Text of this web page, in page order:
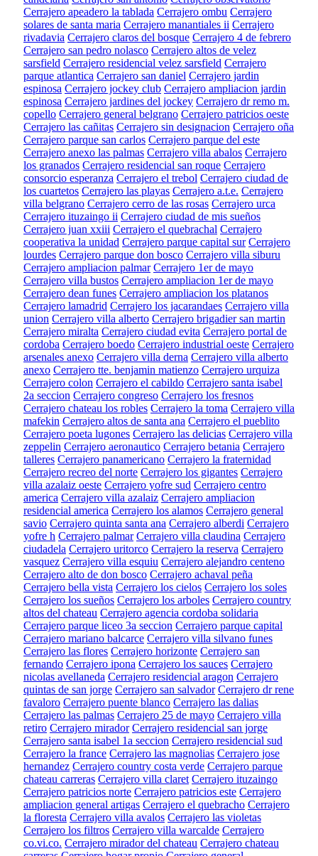
Cerrajero apeadero la tablada Cerrajero ombu Cerrajero
solares de santa maria Cerrajero manantiales ii Cerrajero
rivadavia Cerrajero claros del bosque Cerrajero 4 de febrero
Cerrajero san pedro nolasco Cerrajero altos de velez
sarsfield Cerrajero residencial velez sarsfield Cerrajero
parque atlantica Cerrajero san daniel Cerrajero jardin
espinosa Cerrajero jockey club Cerrajero ampliacion jardin
espinosa Cerrajero jardines del jockey Cerrajero dr remo m.
copello Cerrajero general belgrano Cerrajero patricios oeste
Cerrajero las cañitas Cerrajero sin designacion Cerrajero oña
Cerrajero parque san carlos Cerrajero parque del este
Cerrajero anexo las palmas Cerrajero villa abalos Cerrajero
los granados Cerrajero residencial san roque Cerrajero
consorcio esperanza Cerrajero el trebol Cerrajero ciudad de
los cuartetos Cerrajero las playas Cerrajero a.t.e. Cerrajero
villa belgrano Cerrajero cerro de las rosas Cerrajero urca
Cerrajero ituzaingo ii Cerrajero ciudad de mis sueños
Cerrajero juan xxiii Cerrajero el quebrachal Cerrajero
cooperativa la unidad Cerrajero parque capital sur Cerrajero
lourdes Cerrajero parque don bosco Cerrajero villa siburu
Cerrajero ampliacion palmar Cerrajero 1er de mayo
Cerrajero villa bustos Cerrajero ampliacion 1er de mayo
Cerrajero dean funes Cerrajero ampliacion los platanos
Cerrajero lamadrid Cerrajero los jacarandaes Cerrajero villa
union Cerrajero villa alberto Cerrajero brigadier san martin
Cerrajero miralta Cerrajero ciudad evita Cerrajero portal de
cordoba Cerrajero boedo Cerrajero industrial oeste Cerrajero
arsenales anexo Cerrajero villa derna Cerrajero villa alberto
anexo Cerrajero tte. benjamin matienzo Cerrajero urquiza
Cerrajero colon Cerrajero el cabildo Cerrajero santa isabel
2a seccion Cerrajero congreso Cerrajero los fresnos
Cerrajero chateau los robles Cerrajero la toma Cerrajero villa
mafekin Cerrajero altos de santa ana Cerrajero el pueblito
Cerrajero poeta lugones Cerrajero las delicias Cerrajero villa
zeppelin Cerrajero aeronautico Cerrajero betania Cerrajero
talleres Cerrajero panamericano Cerrajero la fraternidad
Cerrajero recreo del norte Cerrajero los gigantes Cerrajero
villa azalaiz oeste Cerrajero yofre sud Cerrajero centro
america Cerrajero villa azalaiz Cerrajero ampliacion
residencial america Cerrajero los alamos Cerrajero general
savio Cerrajero quinta santa ana Cerrajero alberdi Cerrajero
yofre h Cerrajero palmar Cerrajero villa claudina Cerrajero
ciudadela Cerrajero uritorco Cerrajero la reserva Cerrajero
vasquez Cerrajero villa esquiu Cerrajero alejandro centeno
Cerrajero alto de don bosco Cerrajero achaval peña
Cerrajero bella vista Cerrajero los cielos Cerrajero los soles
Cerrajero los sueños Cerrajero los arboles Cerrajero country
altos del chateau Cerrajero agencia cordoba solidaria
Cerrajero parque liceo 3a seccion Cerrajero parque capital
Cerrajero mariano balcarce Cerrajero villa silvano funes
Cerrajero las flores Cerrajero horizonte Cerrajero san
fernando Cerrajero ipona Cerrajero los sauces Cerrajero
nicolas avellaneda Cerrajero residencial aragon Cerrajero
quintas de san jorge Cerrajero san salvador Cerrajero dr rene
favaloro Cerrajero puente blanco Cerrajero las dalias
Cerrajero las palmas Cerrajero 25 de mayo Cerrajero villa
retiro Cerrajero mirador Cerrajero residencial san jorge
Cerrajero santa isabel 1a seccion Cerrajero residencial sud
Cerrajero la france Cerrajero las magnolias Cerrajero jose
hernandez Cerrajero country costa verde Cerrajero parque
chateau carreras Cerrajero villa claret Cerrajero ituzaingo
Cerrajero patricios norte Cerrajero patricios este Cerrajero
ampliacion general artigas Cerrajero el quebracho Cerrajero
la floresta Cerrajero villa avalos Cerrajero las violetas
Cerrajero los filtros Cerrajero villa warcalde Cerrajero
co.vi.co. Cerrajero mirador del chateau Cerrajero chateau